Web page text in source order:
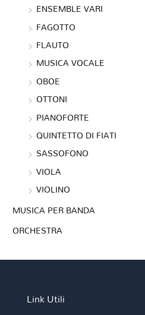
ENSEMBLE VARI
FAGOTTO
FLAUTO
MUSICA VOCALE
OBOE
OTTONI
PIANOFORTE
QUINTETTO DI FIATI
SASSOFONO
VIOLA
VIOLINO
MUSICA PER BANDA
ORCHESTRA
Link Utili